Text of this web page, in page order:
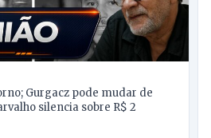
Gurgacz pode mudar de
silencia sobre R$ 2